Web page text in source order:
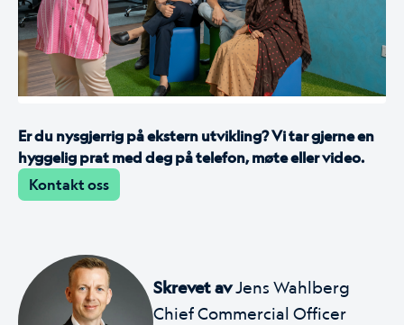
Er du nysgjerrig på ekstern utvikling? Vi tar gjerne en
hyggelig prat med deg på telefon, møte eller video.
Kontakt oss
Skrevet avJens Wahlberg
Chief Commercial Officer